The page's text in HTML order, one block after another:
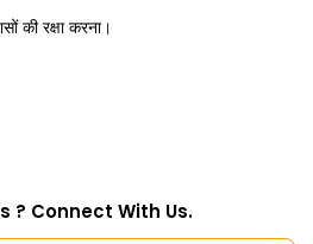
की रक्षा करना।
? Connect With Us.